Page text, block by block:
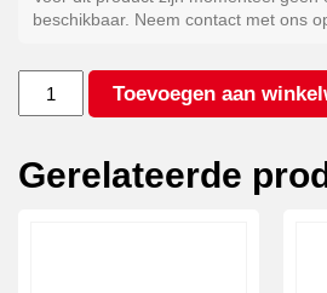
beschikbaar. Neem contact met ons
Gegalvaniseerd
staal
Toevoegen aan
Gerelateerde